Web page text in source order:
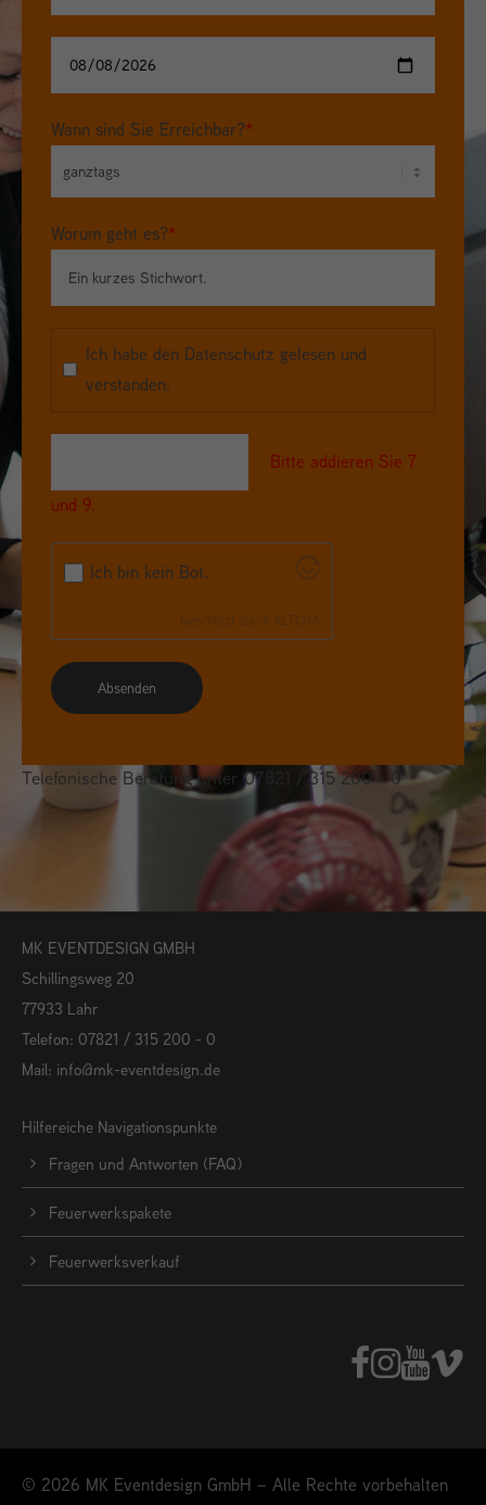
Wann sind Sie Erreichbar?*
Worum geht es?*
Ich habe den Datenschutz gelesen und
verstanden.
Bitte addieren Sie 7
und 9.
Ich bin kein Bot.
Geschützt durch ALTCHA
Absenden
Telefonische Beratung unter 07821 / 315 200 - 0
MK EVENTDESIGN GMBH
Schillingsweg 20
77933 Lahr
Telefon: 07821 / 315 200 - 0
Mail: info@mk-eventdesign.de
Hilfereiche Navigationspunkte
Fragen und Antworten (FAQ)
Feuerwerkspakete
Feuerwerksverkauf
© 2026 MK Eventdesign GmbH – Alle Rechte vorbehalten